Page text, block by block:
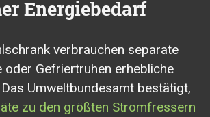
Energiebedarf
verbrauchen separate
oder Gefriertruhen erhebliche
Umweltbundesamt bestätigt,
zu den größten Stromfressern